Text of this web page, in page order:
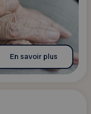
En savoir plus